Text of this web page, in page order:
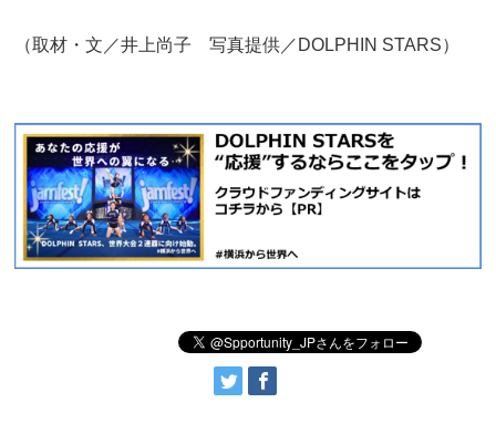
（取材・文／井上尚子 写真提供／DOLPHIN STARS）